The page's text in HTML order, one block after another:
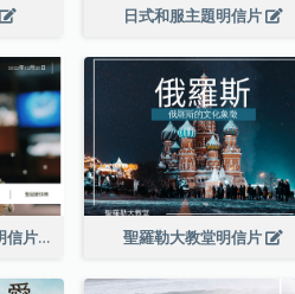
日式和服主題明信片
聖誕樹照片聖誕節假期明信片 聖羅勒大教堂明信片